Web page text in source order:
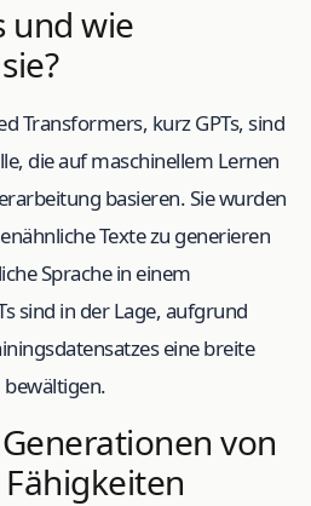
und wie
Transformers, kurz GPTs, sind
die auf maschinellem Lernen
basieren. Sie wurden
Texte zu generieren
Sprache in einem
sind in der Lage, aufgrund
eine breite
bewältigen.
von